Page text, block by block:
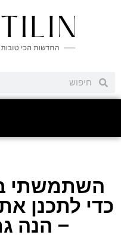
כדי לתכנן
– הנה